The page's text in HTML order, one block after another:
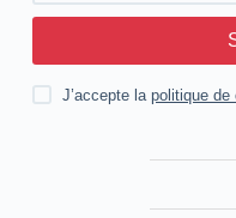
J’accepte lapolitique de